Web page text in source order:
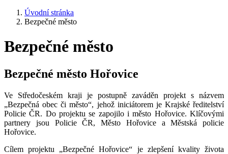
Úvodní stránka
Bezpečné město
Bezpečné město
Bezpečné město Hořovice
Ve Středočeském kraji je postupně zaváděn projekt s názvem
„Bezpečná obec či město“, jehož iniciátorem je Krajské ředitelství
Policie ČR. Do projektu se zapojilo i město Hořovice. Klíčovými
partnery jsou Policie ČR, Město Hořovice a Městská policie
Hořovice.
Cílem projektu „Bezpečné Hořovice“ je zlepšení kvality života